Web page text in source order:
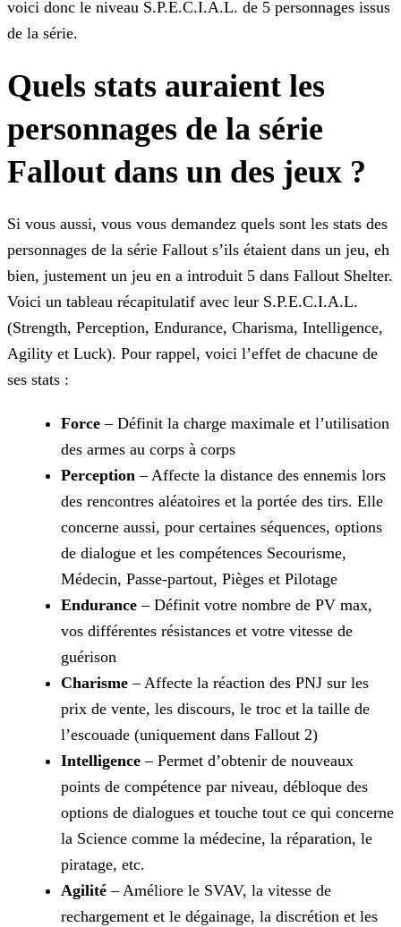
voici donc le niveau S.P.E.C.I.A.L. de 5 personnages issus
de la série.
Quels stats auraient les
personnages de la série
Fallout dans un des jeux ?
Si vous aussi, vous vous demandez quels sont les stats des
personnages de la série Fallout s’ils étaient dans un jeu, eh
bien, justement un jeu en a introduit 5 dans Fallout Shelter.
Voici un tableau récapitulatif avec leur S.P.E.C.I.A.L.
(Strength, Perception, Endurance, Charisma, Intelligence,
Agility et Luck). Pour rappel, voici l’effet de chacune de
ses stats :
Force – Définit la charge maximale et l’utilisation
des armes au corps à corps
Perception – Affecte la distance des ennemis lors
des rencontres aléatoires et la portée des tirs. Elle
concerne aussi, pour certaines séquences, options
de dialogue et les compétences Secourisme,
Médecin, Passe-partout, Pièges et Pilotage
Endurance – Définit votre nombre de PV max,
vos différentes résistances et votre vitesse de
guérison
Charisme – Affecte la réaction des PNJ sur les
prix de vente, les discours, le troc et la taille de
l’escouade (uniquement dans Fallout 2)
Intelligence – Permet d’obtenir de nouveaux
points de compétence par niveau, débloque des
options de dialogues et touche tout ce qui concerne
la Science comme la médecine, la réparation, le
piratage, etc.
Agilité – Améliore le SVAV, la vitesse de
rechargement et le dégainage, la discrétion et les